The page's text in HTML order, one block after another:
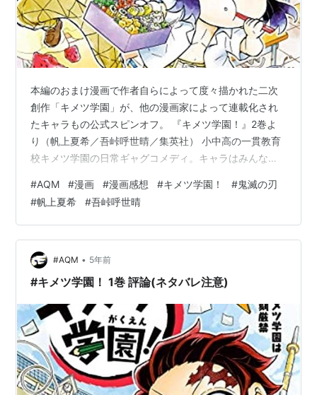
本編のおまけ漫画で作者自らによって度々描かれた二次
創作「キメツ学園」が、他の漫画家によって連載化され
たキャラもの公式スピンオフ。 『キメツ学園！』2巻よ
り（帆上夏希／吾峠呼世晴／集英社） 小中高の一貫教育
校キメツ学園の日常ギャグコメディ。キャラはみんな二
の面々や鬼が生徒役に。 当然、正統続編ではなく、本編
とはパラレルな世界観の作品。 まあ鬼滅ファン向けの楽
しいファンアイテムです。 『キメツ学園！』2巻より
（帆上夏希／吾峠呼世晴／集英社） 炭治郎が割りと品行
方正で単品でギャグコメのキーになるトラブルを起こし
にくく、脇を伊之助と善逸で固めて三人…
#AQM #漫画 #漫画感想 #キメツ学園！ #鬼滅の刃
#帆上夏希 #吾峠呼世晴
#AQM • 5年前
#キメツ学園！ 1巻 評論(ネタバレ注意)